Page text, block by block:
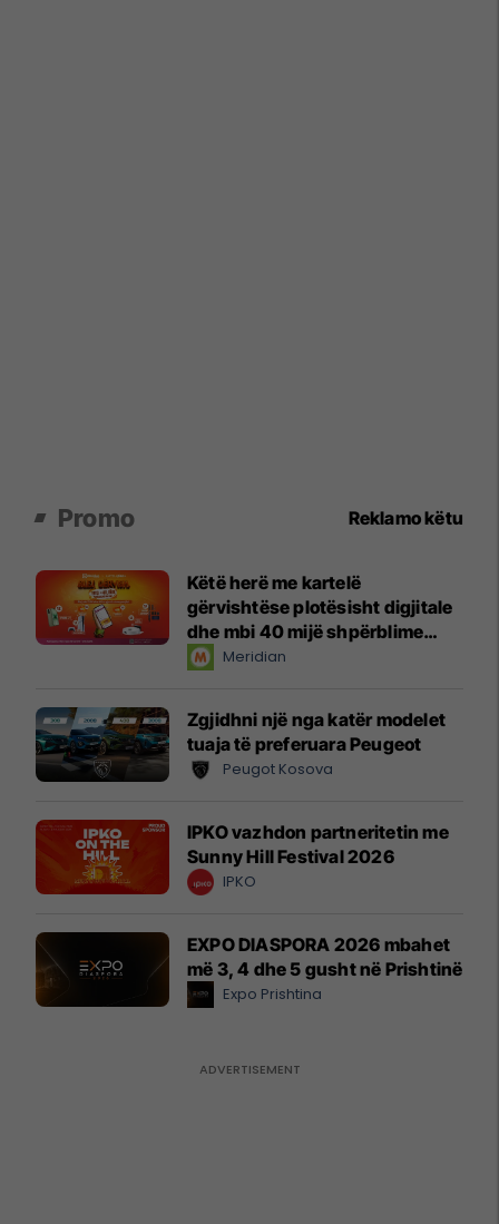
Promo Reklamo këtu
Këtë herë me kartelë
gërvishtëse plotësisht digjitale
dhe mbi 40 mijë shpërblime
instant!Meridian
Zgjidhni një nga katër modelet
tuaja të preferuara Peugeot
Peugot Kosova
IPKO vazhdon partneritetin me
Sunny Hill Festival 2026
IPKO
EXPO DIASPORA 2026 mbahet
më 3, 4 dhe 5 gusht në Prishtinë
Expo Prishtina